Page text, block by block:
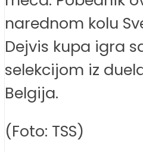
narednom kolu
Dejvis kupa igra
selekcijom iz
Belgija.
(Foto: TSS)